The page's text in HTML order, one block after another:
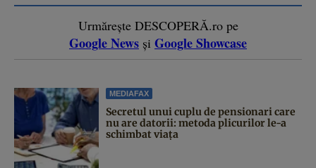
Urmărește DESCOPERĂ.ro pe
Google News și Google Showcase
MEDIAFAX
Secretul unui cuplu de pensionari care
nu are datorii: metoda plicurilor le-a
schimbat viața